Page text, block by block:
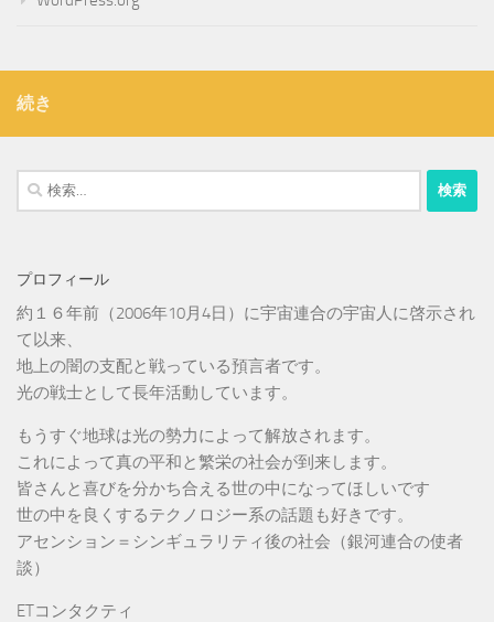
続き
検
索:
プロフィール
約１６年前（2006年10月4日）に宇宙連合の宇宙人に啓示され
て以来、
地上の闇の支配と戦っている預言者です。
光の戦士として長年活動しています。
もうすぐ地球は光の勢力によって解放されます。
これによって真の平和と繁栄の社会が到来します。
皆さんと喜びを分かち合える世の中になってほしいです
世の中を良くするテクノロジー系の話題も好きです。
アセンション＝シンギュラリティ後の社会（銀河連合の使者
談）
ETコンタクティ